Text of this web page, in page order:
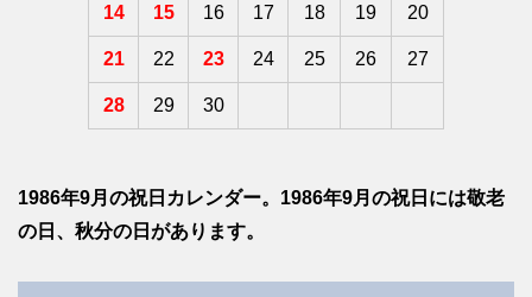
14 15 16 17 18 19 20
21 22 23 24 25 26 27
28 29 30
1986年9月の祝日カレンダー。1986年9月の祝日には敬老
の日、秋分の日があります。